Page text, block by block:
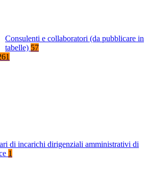
Consulenti e collaboratori (da pubblicare in
tabelle) 57
di incarichi dirigenziali amministrativi di
1